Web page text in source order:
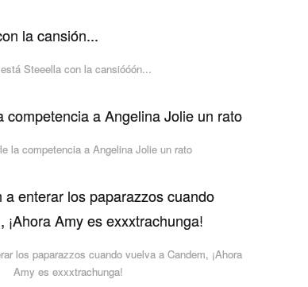
Steeella con la cansióóón...
la competencia a Angelina Jolie un rato
los paparazzos cuando vuelva a Candem, ¡Ahora
Amy es exxxtrachunga!